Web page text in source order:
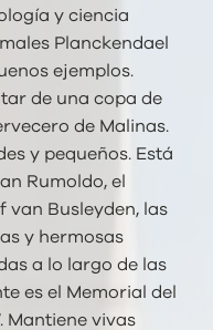
y ciencia
Planckendael
ejemplos.
de una copa de
de Malinas.
y pequeños. Está
Rumoldo, el
Busleyden, las
y hermosas
a lo largo de las
es el Memorial del
Mantiene vivas